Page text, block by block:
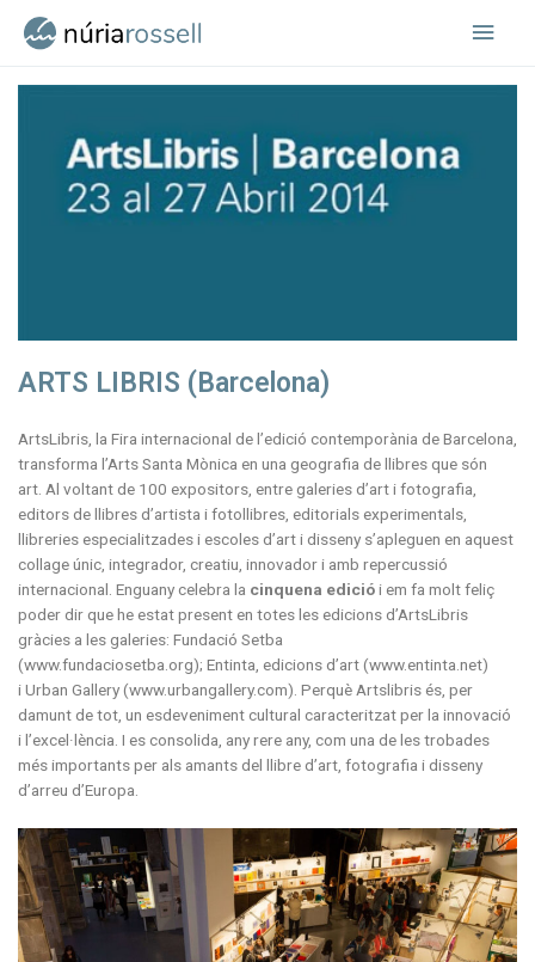
ARTS LIBRIS (Barcelona)
ArtsLibris, la Fira internacional de l’edició contemporània de Barcelona,
transforma l’Arts Santa Mònica en una geografia de llibresque són
art. Al voltant de 100 expositors, entre galeries d’art i fotografia,
editors de llibres d’artista i fotollibres, editorials experimentals,
llibreries especialitzades i escoles d’art i disseny s’apleguen en aquest
collage únic, integrador, creatiu, innovador i amb repercussió
internacional. Enguany celebra la cinquena ediciói em fa molt feliç
poder dir que he estat present en totes les edicions d’ArtsLibris
gràcies a les galeries: Fundació Setba
(www.fundaciosetba.org); Entinta, edicions d’art (www.entinta.net)
iUrban Gallery (www.urbangallery.com). Perquè Artslibris és, per
damunt de tot, un esdeveniment cultural caracteritzat per la innovació
i l’excel·lència. I es consolida, any rere any, com una de les trobades
més importants per als amants del llibre d’art, fotografia i disseny
d’arreu d’Europa.